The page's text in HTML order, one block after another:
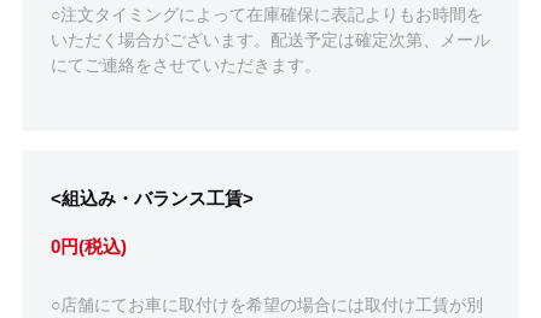
○注文タイミングによって在庫確保に表記よりもお時間を
いただく場合がございます。配送予定は確定次第、メール
にてご連絡をさせていただきます。
<組込み・バランス工賃>
0円(税込)
○店舗にてお車に取付けを希望の場合には取付け工賃が別